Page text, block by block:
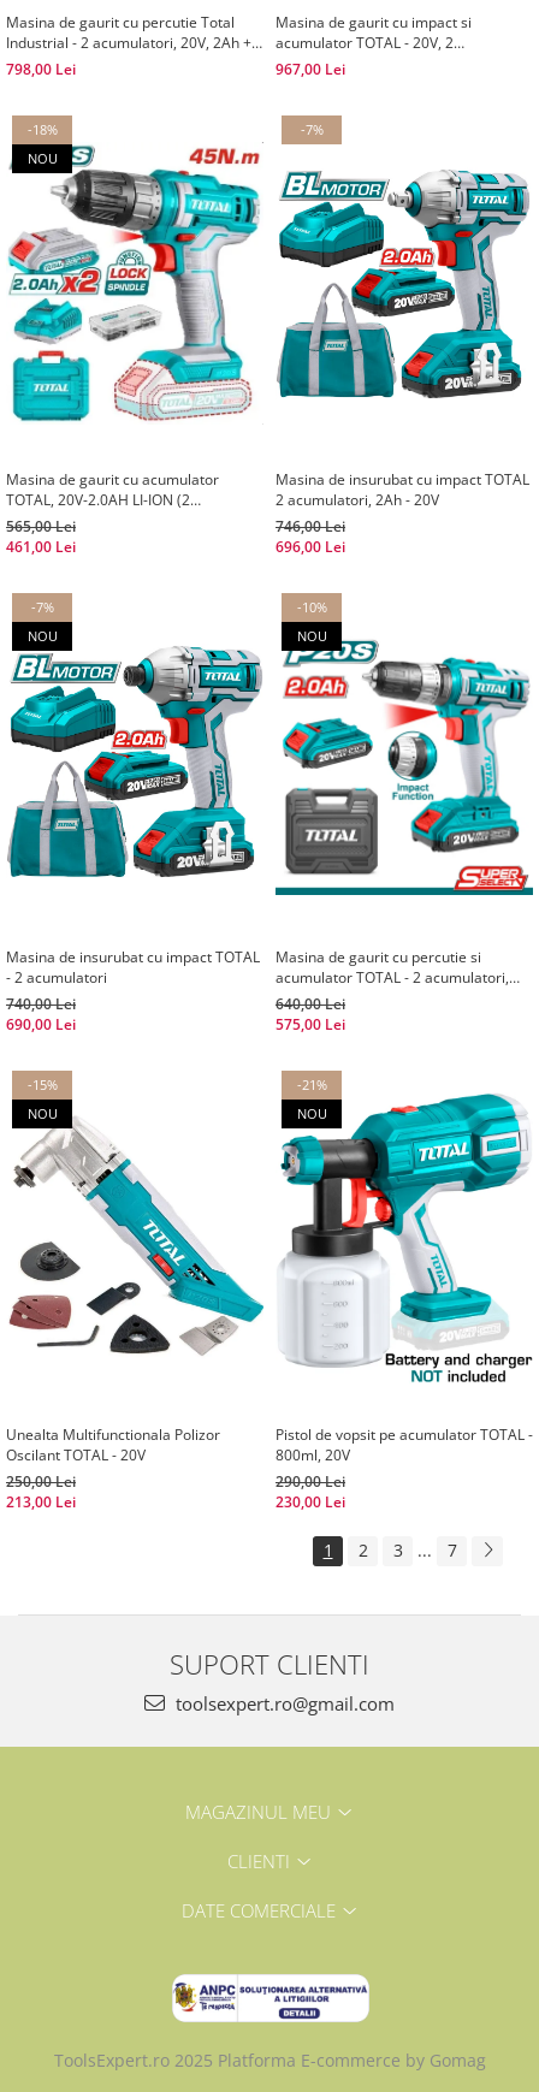
Masina de gaurit cu percutie Total
Industrial - 2 acumulatori, 20V, 2Ah +
50 accesorii
798,00 Lei
Masina de gaurit cu impact si
acumulator TOTAL - 20V, 2
acumulatori
967,00 Lei
-18%
NOU
Masina de gaurit cu acumulator
TOTAL, 20V-2.0AH LI-ION (2
ACUMULATORI) (INDUSTRIAL)
565,00 Lei
461,00 Lei
-7%
Masina de insurubat cu impact TOTAL
2 acumulatori, 2Ah - 20V
746,00 Lei
696,00 Lei
-7%
NOU
Masina de insurubat cu impact TOTAL
- 2 acumulatori
740,00 Lei
690,00 Lei
-10%
NOU
Masina de gaurit cu percutie si
acumulator TOTAL - 2 acumulatori,
2Ah
640,00 Lei
575,00 Lei
-15%
NOU
Unealta Multifunctionala Polizor
Oscilant TOTAL - 20V
250,00 Lei
213,00 Lei
-21%
NOU
Pistol de vopsit pe acumulator TOTAL -
800ml, 20V
290,00 Lei
230,00 Lei
1 2 3 ... 7
SUPORT CLIENTI
toolsexpert.ro@gmail.com
MAGAZINUL MEU
CLIENTI
DATE COMERCIALE
ToolsExpert.ro 2025 Platforma E-commerce by Gomag